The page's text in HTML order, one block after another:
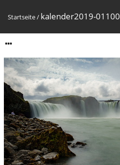
Startseite/ kalender2019-01100